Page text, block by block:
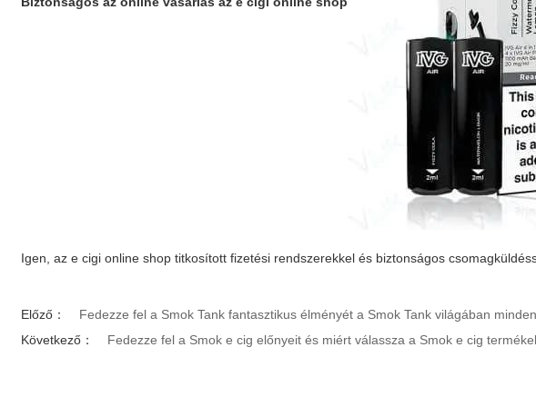
Igen, aze cigi online shop titkosított fizetési rendszerekkel és biztonságos
Előző：
Fedezze fel a Smok Tank fantasztikus élményét a Smok Tank világában
Következő：
Fedezze fel a Smok e cig előnyeit és miért válassza a Smok e cig